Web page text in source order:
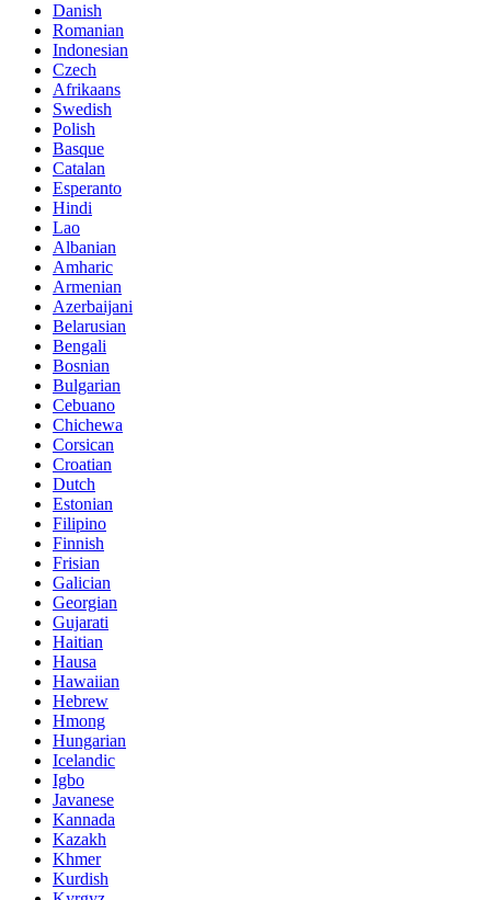
Danish
Romanian
Indonesian
Czech
Afrikaans
Swedish
Polish
Basque
Catalan
Esperanto
Hindi
Lao
Albanian
Amharic
Armenian
Azerbaijani
Belarusian
Bengali
Bosnian
Bulgarian
Cebuano
Chichewa
Corsican
Croatian
Dutch
Estonian
Filipino
Finnish
Frisian
Galician
Georgian
Gujarati
Haitian
Hausa
Hawaiian
Hebrew
Hmong
Hungarian
Icelandic
Igbo
Javanese
Kannada
Kazakh
Khmer
Kurdish